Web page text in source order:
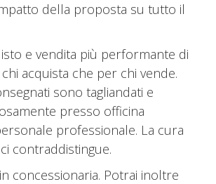
della proposta su tutto il
e vendita più performante di
acquista che per chi vende.
sono tagliandati e
presso officina
professionale. La cura
contraddistingue.
concessionaria. Potrai inoltre